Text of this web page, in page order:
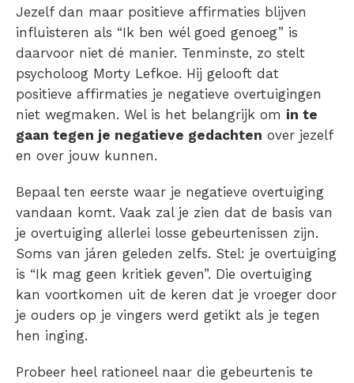
Jezelf dan maar positieve affirmaties blijven
influisteren als “Ik ben wél goed genoeg” is
daarvoor niet dé manier. Tenminste, zo stelt
psycholoog Morty Lefkoe. Hij gelooft dat
positieve affirmaties je negatieve overtuigingen
niet wegmaken. Wel is het belangrijk om in te
gaan tegen je negatieve gedachten over jezelf
en over jouw kunnen.
Bepaal ten eerste waar je negatieve overtuiging
vandaan komt. Vaak zal je zien dat de basis van
je overtuiging allerlei losse gebeurtenissen zijn.
Soms van járen geleden zelfs. Stel: je overtuiging
is “Ik mag geen kritiek geven”. Die overtuiging
kan voortkomen uit de keren dat je vroeger door
je ouders op je vingers werd getikt als je tegen
hen inging.
Probeer heel rationeel naar die gebeurtenis te